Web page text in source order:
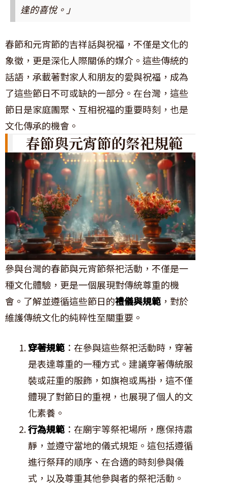
逢的喜悅。」
春節和元宵節的吉祥話與祝福，不僅是文化的
象徵，更是深化人際關係的媒介。這些傳統的
話語，承載著對家人和朋友的愛與祝福，成為
了這些節日不可或缺的一部分。在台灣，這些
節日是家庭團聚、互相祝福的重要時刻，也是
文化傳承的機會。
春節與元宵節的祭祀規範
參與台灣的春節與元宵節祭祀活動，不僅是一
種文化體驗，更是一個展現對傳統尊重的機
會。了解並遵循這些節日的禮儀與規範 ，對於
維護傳統文化的純粹性至關重要。
穿著規範 ：在參與這些祭祀活動時，穿著
是表達尊重的一種方式。建議穿著傳統服
裝或莊重的服飾，如旗袍或馬褂，這不僅
體現了對節日的重視，也展現了個人的文
化素養。
行為規範 ：在廟宇等祭祀場所，應保持肅
靜，並遵守當地的儀式規矩。這包括遵循
進行祭拜的順序、在合適的時刻參與儀
式，以及尊重其他參與者的祭祀活動。